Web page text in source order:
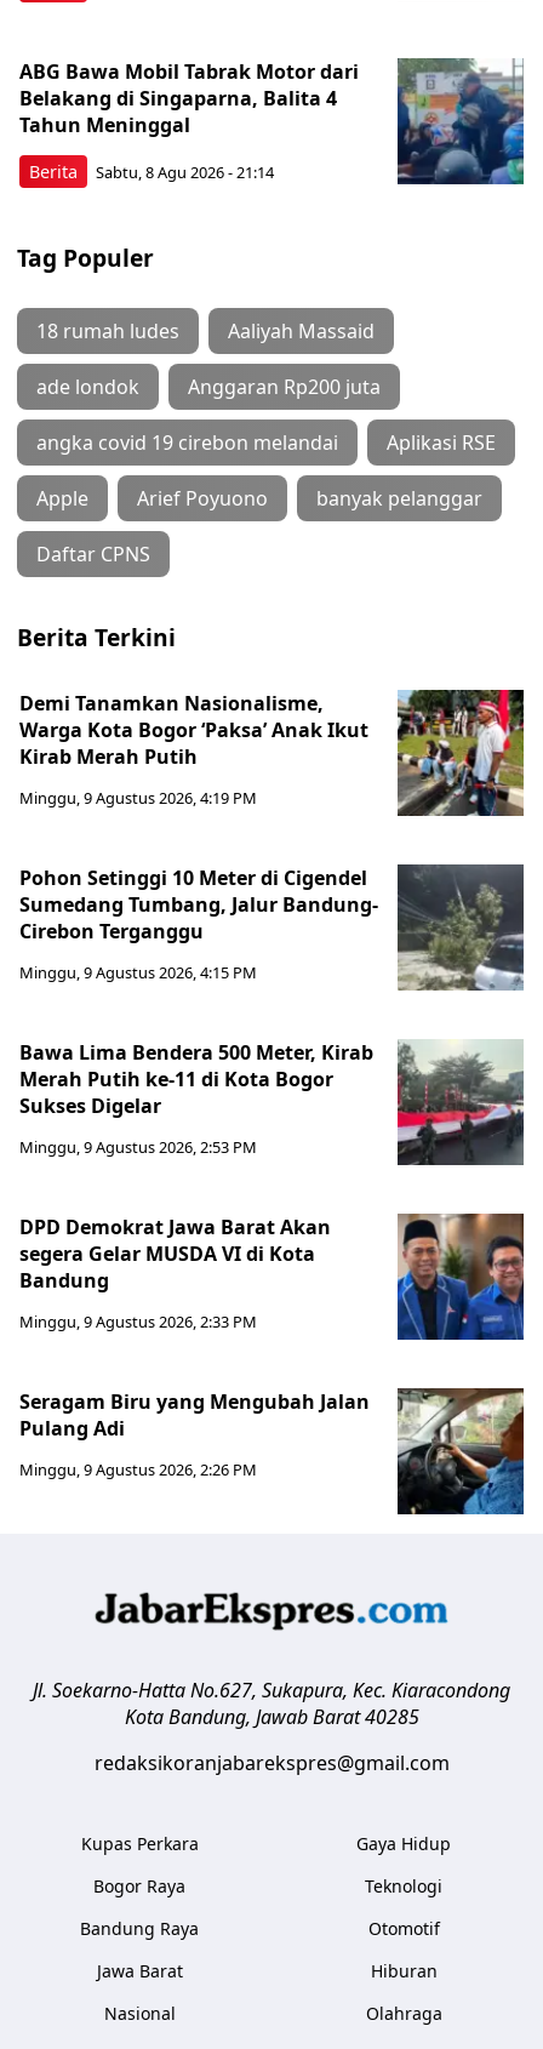
Berita
ABG Bawa Mobil Tabrak Motor dari
Belakang di Singaparna, Balita 4
Tahun Meninggal
Sabtu, 8 Agu 2026 - 21:14
Tag Populer
18 rumah ludes Aaliyah Massaid
ade londok Anggaran Rp200 juta
angka covid 19 cirebon melandai Aplikasi RSE
Apple Arief Poyuono banyak pelanggar
Daftar CPNS
Berita Terkini
Demi Tanamkan Nasionalisme,
Warga Kota Bogor ‘Paksa’ Anak Ikut
Kirab Merah Putih
Minggu, 9 Agustus 2026, 4:19 PM
Pohon Setinggi 10 Meter di Cigendel
Sumedang Tumbang, Jalur Bandung-
Cirebon Terganggu
Minggu, 9 Agustus 2026, 4:15 PM
Bawa Lima Bendera 500 Meter, Kirab
Merah Putih ke-11 di Kota Bogor
Sukses Digelar
Minggu, 9 Agustus 2026, 2:53 PM
DPD Demokrat Jawa Barat Akan
segera Gelar MUSDA VI di Kota
Bandung
Minggu, 9 Agustus 2026, 2:33 PM
Seragam Biru yang Mengubah Jalan
Pulang Adi
Minggu, 9 Agustus 2026, 2:26 PM
Jl. Soekarno-Hatta No.627, Sukapura, Kec. Kiaracondong
Kota Bandung, Jawab Barat 40285
redaksikoranjabarekspres@gmail.com
Kupas Perkara
Bogor Raya
Bandung Raya
Jawa Barat
Nasional
Gaya Hidup
Teknologi
Otomotif
Hiburan
Olahraga